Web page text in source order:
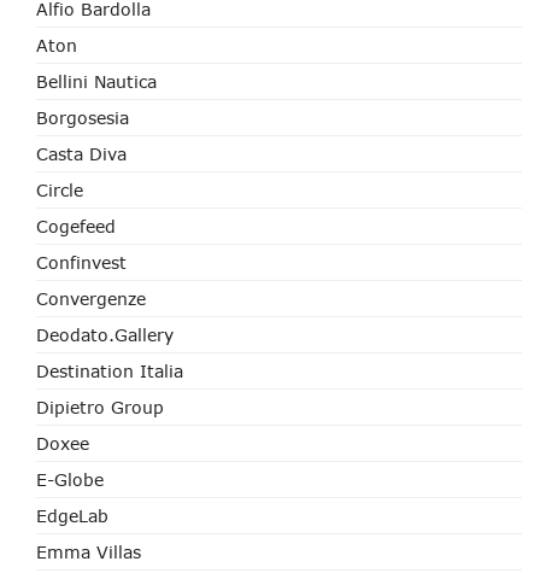
Alfio Bardolla
Aton
Bellini Nautica
Borgosesia
Casta Diva
Circle
Cogefeed
Confinvest
Convergenze
Deodato.Gallery
Destination Italia
Dipietro Group
Doxee
E-Globe
EdgeLab
Emma Villas